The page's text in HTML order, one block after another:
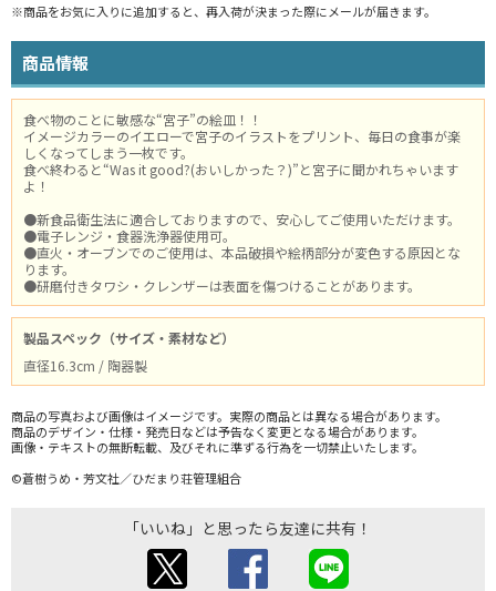
※商品をお気に入りに追加すると、再入荷が決まった際にメールが届きます。
商品情報
食べ物のことに敏感な“宮子”の絵皿！！
イメージカラーのイエローで宮子のイラストをプリント、毎日の食事が楽
しくなってしまう一枚です。
食べ終わると“Was it good?(おいしかった？)”と宮子に聞かれちゃいます
よ！
●新食品衛生法に適合しておりますので、安心してご使用いただけます。
●電子レンジ・食器洗浄器使用可。
●直火・オーブンでのご使用は、本品破損や絵柄部分が変色する原因とな
ります。
●研磨付きタワシ・クレンザーは表面を傷つけることがあります。
製品スペック（サイズ・素材など）
直径16.3cm / 陶器製
商品の写真および画像はイメージです。実際の商品とは異なる場合があります。
商品のデザイン・仕様・発売日などは予告なく変更となる場合があります。
画像・テキストの無断転載、及びそれに準ずる行為を一切禁止いたします。
©蒼樹うめ・芳文社／ひだまり荘管理組合
「いいね」と思ったら友達に共有！